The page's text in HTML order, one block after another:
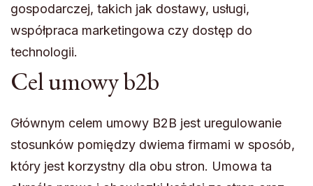
gospodarczej, takich jak dostawy, usługi,
współpraca marketingowa czy dostęp do
technologii.
Cel umowy b2b
Głównym celem umowy B2B jest uregulowanie
stosunków pomiędzy dwiema firmami w sposób,
który jest korzystny dla obu stron. Umowa ta